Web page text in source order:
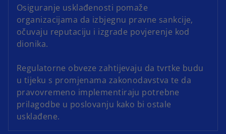
Osiguranje usklađenosti pomaže
organizacijama da izbjegnu pravne sankcije,
očuvaju reputaciju i izgrade povjerenje kod
dionika.
Regulatorne obveze zahtijevaju da tvrtke budu
u tijeku s promjenama zakonodavstva te da
pravovremeno implementiraju potrebne
prilagodbe u poslovanju kako bi ostale
usklađene.